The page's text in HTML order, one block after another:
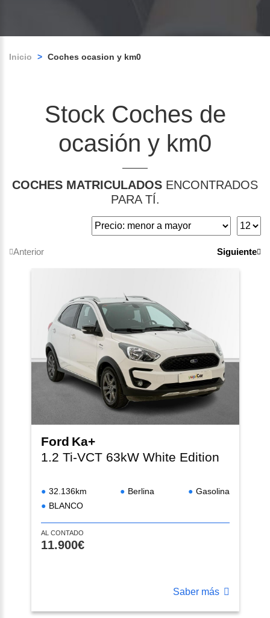
Inicio > Coches ocasion y km0
Stock Coches de
ocasión y km0
COCHES MATRICULADOS ENCONTRADOS
PARA TÍ.
Anterior Siguiente
Ford Ka+
1.2 Ti-VCT 63kW White Edition
32.136km Berlina
Gasolina
BLANCO
AL CONTADO
11.900€
Saber más